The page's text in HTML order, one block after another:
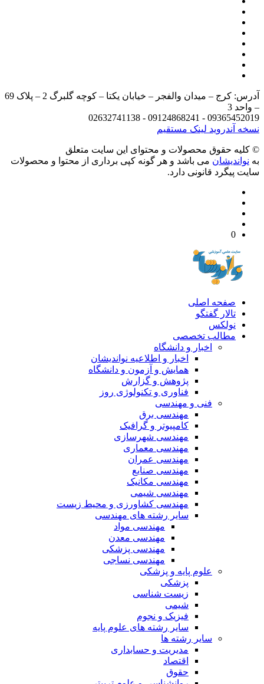
آدرس: کرج – میدان والفجر – خیابان یکتا – کوچه گلبرگ 2 – پلاک 69
3
09365452019 - 09124868241 -
آندرویدلینک مستقیم
حقوق محصولات و محتوای اين سایت متعلق
می باشد و هر گونه کپی برداری از محتوا و محصولات
پیگرد قانونی دارد.
صفحه اصلی
تالار گفتگو
نولکس
مطالب تخصصی
اخبار و دانشگاه
اخبار و اطلاعیه نواندیشان
همایش و آزمون و دانشگاه
پژوهش و گزارش
فناوری و تکنولوژی روز
فنی و مهندسی
مهندسی برق
کامپیوتر و گرافیک
مهندسی شهرسازی
مهندسی معماری
مهندسی عمران
مهندسی صنایع
مهندسی مکانیک
مهندسی شیمی
مهندسی کشاورزی و محیط زیست
سایر رشته های مهندسی
مهندسی مواد
مهندسی معدن
مهندسی پزشکی
مهندسی نساجی
علوم پایه و پزشکی
پزشکی
زیست شناسی
شیمی
فیزیک و نجوم
سایر رشته های علوم پایه
سایر رشته ها
مدیریت و حسابداری
اقتصاد
حقوق